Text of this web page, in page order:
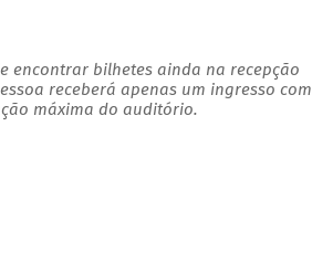
encontrar bilhetes ainda na recepção
receberá apenas um ingresso com
máxima do auditório.